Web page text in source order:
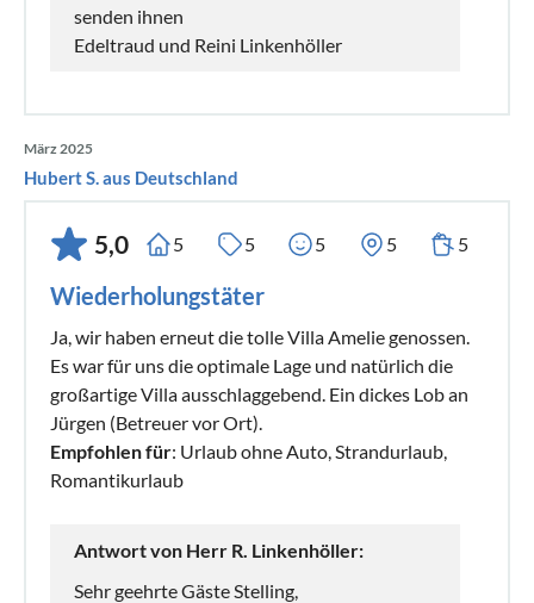
senden ihnen
Edeltraud und Reini Linkenhöller
März 2025
Hubert S. aus Deutschland
5,0 5 5 5 5 5
Wiederholungstäter
Ja, wir haben erneut die tolle Villa Amelie genossen.
Es war für uns die optimale Lage und natürlich die
großartige Villa ausschlaggebend. Ein dickes Lob an
Jürgen (Betreuer vor Ort).
Empfohlen für: Urlaub ohne Auto, Strandurlaub,
Romantikurlaub
Antwort von Herr R. Linkenhöller:
Sehr geehrte Gäste Stelling,